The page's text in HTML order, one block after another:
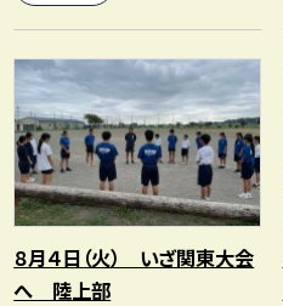
８月４日（火） いざ関東大会
へ 陸上部